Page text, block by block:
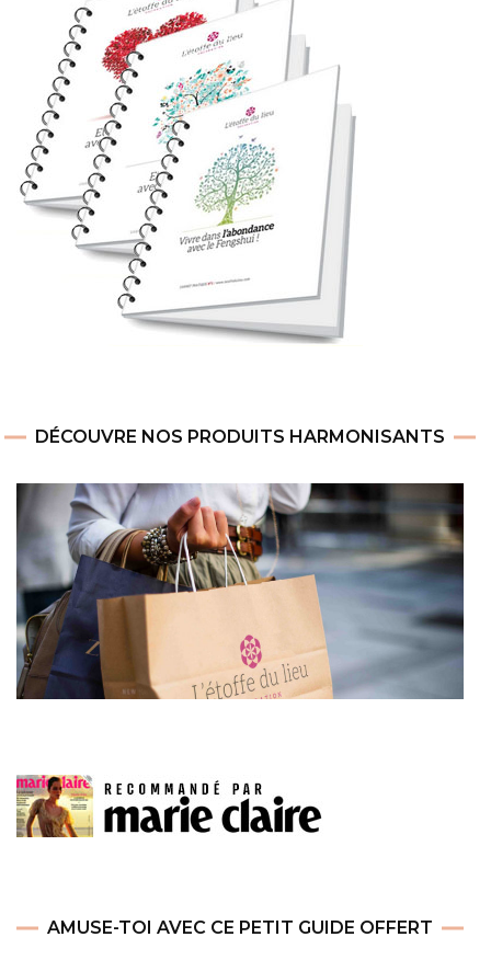
DÉCOUVRE NOS PRODUITS HARMONISANTS
AMUSE-TOI AVEC CE PETIT GUIDE OFFERT